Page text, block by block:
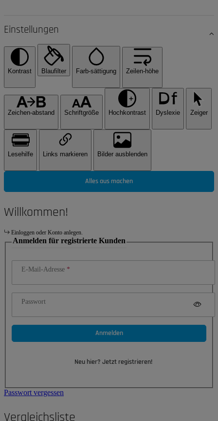
Einstellungen
Kontrast Blaufilter Farb-sättigung Zeilen-höhe
Zeichen-abstand Schriftgröße Hochkontrast Dyslexie Zeiger
Lesehilfe Links markieren Bilder ausblenden
Alles aus machen
Willkommen!
Einloggen oder Konto anlegen.
Anmelden für registrierte Kunden
E-Mail-Adresse
Passwort
Anmelden
Neu hier? Jetzt registrieren!
Passwort vergessen
Vergleichsliste